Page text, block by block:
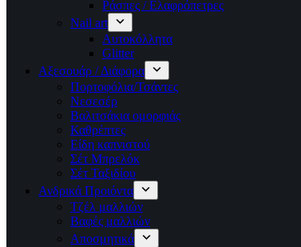
Ράσπες / Ελαφρόπετρες
Nail art
Αυτοκόλλητα
Glitter
Αξεσουάρ / Διάφορα
Πορτοφόλια/Τσάντες
Νεσεσέρ
Βαλιτσάκια ομορφιάς
Καθρέπτες
Είδη καπνιστού
Σέτ Μπρελόκ
Σέτ Ταξιδίου
Ανδρικά Προιόντα
Τζέλ μαλλιών
Βαφές μαλλιών
Αποσμητικά